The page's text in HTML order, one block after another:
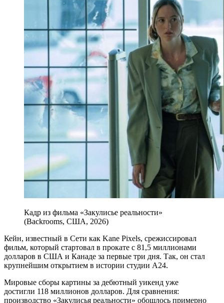
Кадр из фильма «Закулисье реальности»
(Backrooms, США, 2026)
Кейн, известный в Сети как Kane Pixels, срежиссировал
фильм, который стартовал в прокате с 81,5 миллионами
долларов в США и Канаде за первые три дня. Так, он стал
крупнейшим открытием в истории студии A24.
Мировые сборы картины за дебютный уикенд уже
достигли 118 миллионов долларов. Для сравнения:
производство «Закулисья реальности» обошлось примерно